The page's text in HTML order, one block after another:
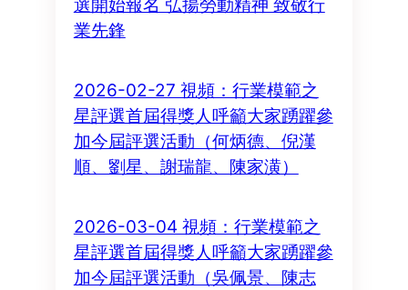
選開始報名 弘揚勞動精神 致敬行
業先鋒
2026-02-27 視頻：行業模範之
星評選首屆得獎人呼籲大家踴躍參
加今屆評選活動（何炳德、倪漢
順、劉星、謝瑞龍、陳家潢）
2026-03-04 視頻：行業模範之
星評選首屆得獎人呼籲大家踴躍參
加今屆評選活動（吳佩景、陳志